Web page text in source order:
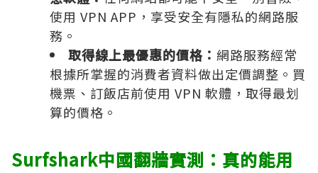
使用 VPN APP，享受安全有隱私的網路服
務。
取得線上最優惠的價格： 網路服務經常
根據所掌握的消費者資料做出定價調整。買
機票、訂飯店前使用 VPN 軟體，取得最划
算的價格。
Surfshark中國翻牆實測：真的能用